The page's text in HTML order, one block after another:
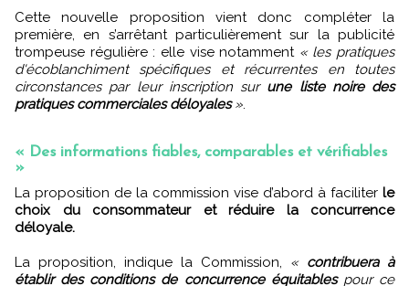
Cette nouvelle proposition vient donc compléter la
première, en s’arrêtant particulièrement sur la publicité
trompeuse régulière : elle vise notamment « les pratiques
d'écoblanchiment spécifiques et récurrentes en toutes
circonstances par leur inscription sur une liste noire des
pratiques commerciales déloyales».
« Des informations fiables, comparables et vérifiables
»
La proposition de la commission vise d’abord à faciliter le
choix du consommateur et réduire la concurrence
déloyale.
La proposition, indique la Commission, « contribuera à
établir des conditions de concurrence équitablespour ce